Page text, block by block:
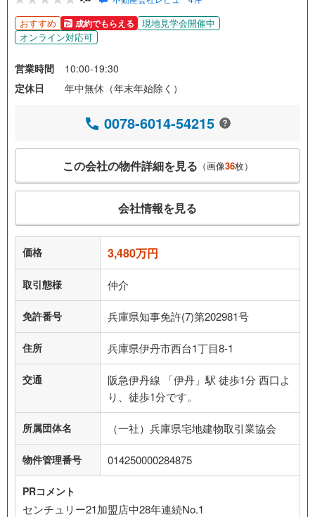
おすすめ 成約でもらえる
現地見学会開催中
オンライン対応可
営業時間
10:00-19:30
定休日
年中無休（年末年始除く）
0078-6014-54215
この会社の物件詳細を見る （画像36枚）
会社情報を見る
価格 3,480万円
取引態様 仲介
免許番号 兵庫県知事免許(7)第202981号
住所 兵庫県伊丹市西台1丁目8-1
交通
阪急伊丹線 「伊丹」駅 徒歩1分 西口よ
り、徒歩1分です。
所属団体名 （一社）兵庫県宅地建物取引業協会
物件管理番号 014250000284875
PRコメント
センチュリー21加盟店中28年連続No.1